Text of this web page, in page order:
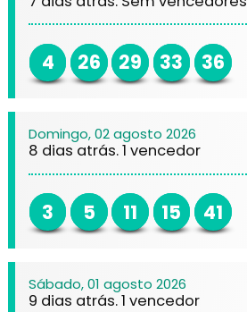
4 26 29 33 36
Domingo, 02 agosto 2026
8 dias atrás. 1 vencedor
3 5 11 15 41
Sábado, 01 agosto 2026
9 dias atrás. 1 vencedor